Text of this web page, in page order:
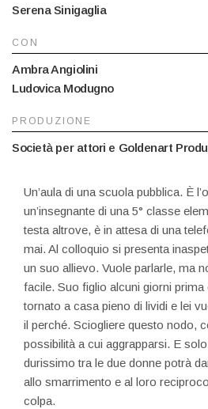
Serena Sinigaglia
CON
Ambra Angiolini
Ludovica Modugno
PRODUZIONE
Società per attori e Goldenart
Un’aula di una scuola pubblica. È
un’insegnante di una 5° classe
testa altrove, è in attesa di una
mai. Al colloquio si presenta
un suo allievo. Vuole parlarle, ma
facile. Suo figlio alcuni giorni
tornato a casa pieno di lividi e lei
il perché. Sciogliere questo nodo,
possibilità a cui aggrapparsi. E
durissimo tra le due donne potrà
allo smarrimento e al loro
colpa.